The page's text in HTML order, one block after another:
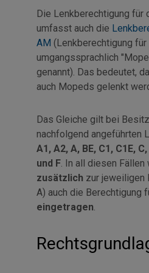
Die Lenkberechtigung für
umfasst auch die
AM (Lenkberechtigung
umgangssprachlich
genannt). Das bedeutet,
auch Mopeds gelenkt
Das Gleiche gilt bei
nachfolgend angeführten
A1, A2, A, BE, C1, C1E,
und F. In all diesen Fällen
zusätzlich zur jeweiligen
A) auch die Berechtigung
eingetragen.